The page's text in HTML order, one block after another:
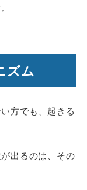
ズム
方でも、起きる
出るのは、その